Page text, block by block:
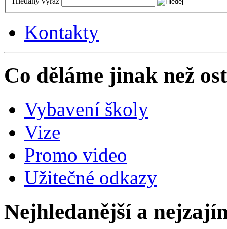
Kontakty
Co děláme jinak než
Vybavení školy
Vize
Promo video
Užitečné odkazy
Nejhledanější a